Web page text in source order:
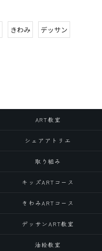
きわみ デッサン
ART教室
シェアアトリエ
取り組み
キッズARTコース
きわみARTコース
デッサンART教室
油絵教室